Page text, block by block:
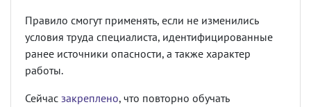
Правило смогут применять, если не изменились
условия труда специалиста, идентифицированные
ранее источники опасности, а также характер
работы.
Сейчас закреплено, что повторно обучать